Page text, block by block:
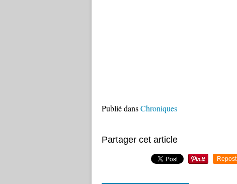
Publié dansChroniques
Partager cet article
Repost